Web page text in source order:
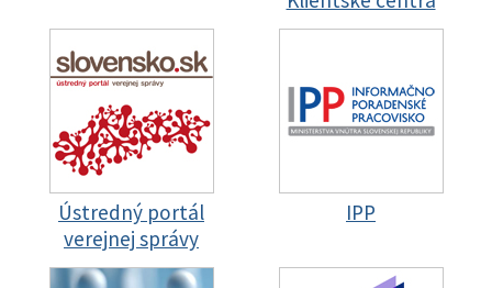
Ústredný portál
verejnej správy
IPP